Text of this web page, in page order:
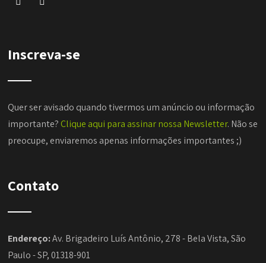
Inscreva-se
Quer ser avisado quando tivermos um anúncio ou informação
importante?Clique aqui para assinar nossa Newsletter. Não se
preocupe, enviaremos apenas informações importantes ;)
Contato
Endereço:Av. Brigadeiro Luís Antônio, 278 - Bela Vista, São
Paulo - SP, 01318-901